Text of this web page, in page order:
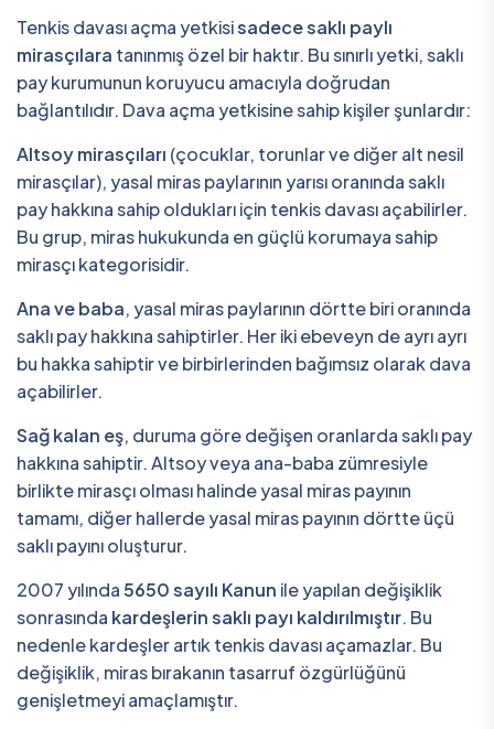
Tenkis davası açma yetkisisadece saklı paylı
mirasçılara tanınmış özel bir haktır. Bu sınırlı yetki, saklı
pay kurumunun koruyucu amacıyla doğrudan
bağlantılıdır. Dava açma yetkisine sahip kişiler şunlardır:
Altsoy mirasçıları (çocuklar, torunlar ve diğer alt nesil
mirasçılar), yasal miras paylarının yarısı oranında saklı
pay hakkına sahip oldukları için tenkis davası açabilirler.
Bu grup, miras hukukunda en güçlü korumaya sahip
mirasçı kategorisidir.
Ana ve baba, yasal miras paylarının dörtte biri oranında
saklı pay hakkına sahiptirler. Her iki ebeveyn de ayrı ayrı
bu hakka sahiptir ve birbirlerinden bağımsız olarak dava
açabilirler.
Sağ kalan eş, duruma göre değişen oranlarda saklı pay
hakkına sahiptir. Altsoy veya ana-baba zümresiyle
birlikte mirasçı olması halinde yasal miras payının
tamamı, diğer hallerde yasal miras payının dörtte üçü
saklı payını oluşturur.
2007 yılında5650 sayılı Kanun ile yapılan değişiklik
sonrasında kardeşlerin saklı payı kaldırılmıştır. Bu
nedenle kardeşler artık tenkis davası açamazlar. Bu
değişiklik, miras bırakanın tasarruf özgürlüğünü
genişletmeyi amaçlamıştır.